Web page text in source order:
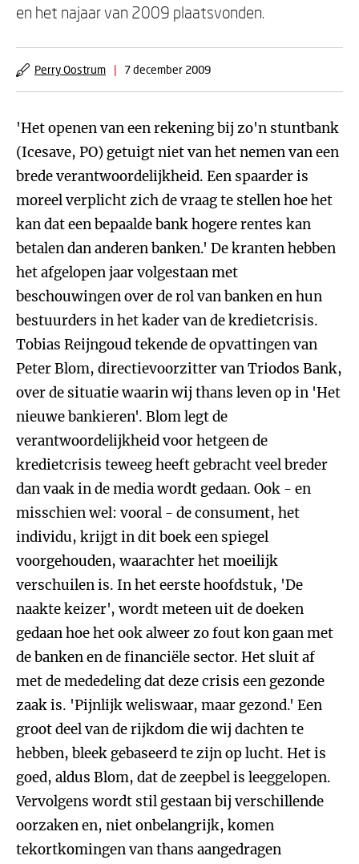
en het najaar van 2009 plaatsvonden.
Perry Oostrum | 7 december 2009
'Het openen van een rekening bij zo'n stuntbank
(Icesave, PO) getuigt niet van het nemen van een
brede verantwoordelijkheid. Een spaarder is
moreel verplicht zich de vraag te stellen hoe het
kan dat een bepaalde bank hogere rentes kan
betalen dan anderen banken.' De kranten hebben
het afgelopen jaar volgestaan met
beschouwingen over de rol van banken en hun
bestuurders in het kader van de kredietcrisis.
Tobias Reijngoud tekende de opvattingen van
Peter Blom, directievoorzitter van Triodos Bank,
over de situatie waarin wij thans leven op in 'Het
nieuwe bankieren'. Blom legt de
verantwoordelijkheid voor hetgeen de
kredietcrisis teweeg heeft gebracht veel breder
dan vaak in de media wordt gedaan. Ook - en
misschien wel: vooral - de consument, het
individu, krijgt in dit boek een spiegel
voorgehouden, waarachter het moeilijk
verschuilen is. In het eerste hoofdstuk, 'De
naakte keizer', wordt meteen uit de doeken
gedaan hoe het ook alweer zo fout kon gaan met
de banken en de financiële sector. Het sluit af
met de mededeling dat deze crisis een gezonde
zaak is. 'Pijnlijk weliswaar, maar gezond.' Een
groot deel van de rijkdom die wij dachten te
hebben, bleek gebaseerd te zijn op lucht. Het is
goed, aldus Blom, dat de zeepbel is leeggelopen.
Vervolgens wordt stil gestaan bij verschillende
oorzaken en, niet onbelangrijk, komen
tekortkomingen van thans aangedragen